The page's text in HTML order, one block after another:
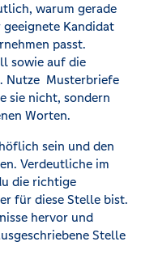
warum gerade
Kandidat
passt.
sowie auf die
Nutze Musterbriefe
sie nicht, sondern
Worten.
sein und den
Verdeutliche im
die richtige
für diese Stelle bist.
hervor und
Stelle